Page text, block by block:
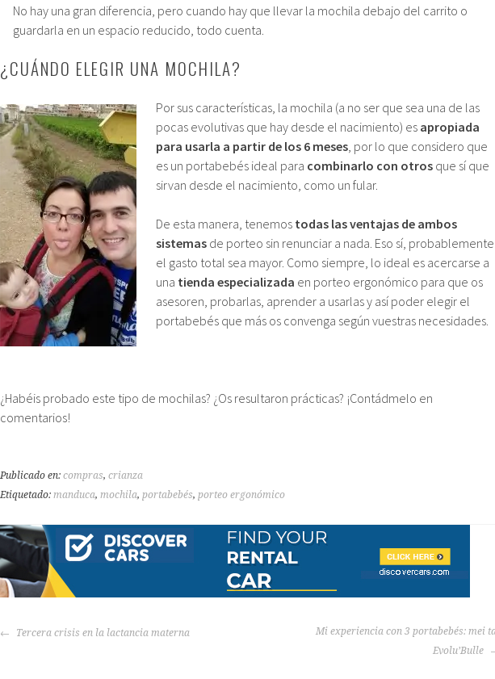
No hay una gran diferencia, pero cuando hay que llevar la mochila debajo del carrito o
guardarla en un espacio reducido, todo cuenta.
¿CUÁNDO ELEGIR UNA MOCHILA?
Por sus características, la mochila (a no ser que sea una de las
pocas evolutivas que hay desde el nacimiento) es apropiada
para usarla a partir de los 6 meses , por lo que considero que
es un portabebés ideal para combinarlo con otros que sí que
sirvan desde el nacimiento, como un fular.
De esta manera, tenemos todas las ventajas de ambos
sistemas de porteo sin renunciar a nada. Eso sí, probablemente
el gasto total sea mayor. Como siempre, lo ideal es acercarse a
una tienda especializada en porteo ergonómico para que os
asesoren, probarlas, aprender a usarlas y así poder elegir el
portabebés que más os convenga según vuestras necesidades.
¿Habéis probado este tipo de mochilas? ¿Os resultaron prácticas? ¡Contádmelo en
comentarios!
Publicado en: compras, crianza
Etiquetado: manduca, mochila, portabebés, porteo ergonómico
NAVEGACIÓN
Tercera crisis en la lactancia materna
Mi experiencia con 3 portabebés: mei
Evolu’Bulle